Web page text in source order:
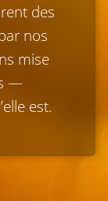
des
nos
mise
—
est.